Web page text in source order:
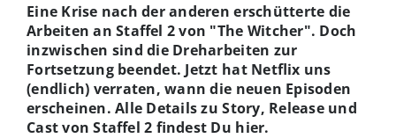
Eine Krise nach der anderen erschütterte die
Arbeiten an Staffel 2 von "The Witcher". Doch
inzwischen sind die Dreharbeiten zur
Fortsetzung beendet. Jetzt hat Netflix uns
(endlich) verraten, wann die neuen Episoden
erscheinen. Alle Details zu Story, Release und
Cast von Staffel 2 findest Du hier.